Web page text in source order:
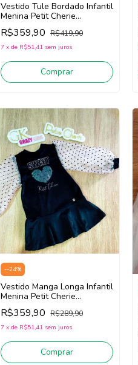
Vestido Tule Bordado Infantil
Menina Petit Cherie
113123238 (Rosa)
R$359,90 R$419,90
7 x de R$51,41 sem juros
Comprar
--24%
Vestido Manga Longa Infantil
Menina Petit Cherie
113122260 (Preto)
R$359,90 R$289,90
7 x de R$51,41 sem juros
Comprar